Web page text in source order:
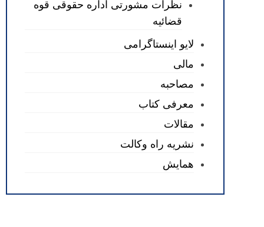
نظرات مشورتی اداره حقوقی قوه
قضائیه
لایو اینستاگرامی
مالی
مصاحبه
معرفی کتاب
مقالات
نشریه راه وکالت
همایش